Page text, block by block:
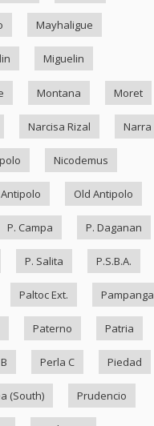
Mayhaligue
Miguelin
Montana Moret
Narcisa Rizal Narra
Nicodemus
Old Antipolo
P. Campa P. Daganan
P. Salita P.S.B.A.
Paltoc Ext. Pampanga
Paterno Patria
Perla C Piedad
(South) Prudencio